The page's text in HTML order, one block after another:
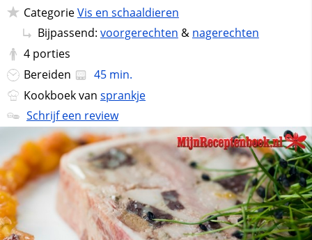
CategorieVis en schaaldieren
Bijpassend: voorgerechten & nagerechten
4 porties
Bereiden
45 min.
Kookboek van sprankje
Schrijf een review